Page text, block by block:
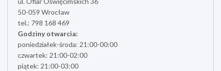
50-059 Wrocław
tel.: 798 168 469
Godziny otwarcia:
poniedziałek-środa: 21:00-00:00
czwartek: 21:00-02:00
piątek: 21:00-03:00